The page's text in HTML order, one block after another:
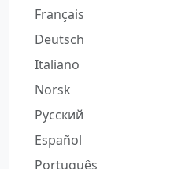
Français
Deutsch
Italiano
Norsk
Русский
Español
Português